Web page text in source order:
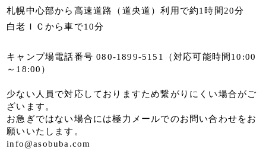
札幌中心部から高速道路（道央道）利用で約1時間20分
白老ＩＣから車で10分
キャンプ場電話番号 080-1899-5151（対応可能時間10:00
～18:00）
少ない人員で対応しておりますため繋がりにくい場合がご
ざいます。
お急ぎではない場合には極力メールでのお問い合わせをお
願いいたします。
info@asobuba.com